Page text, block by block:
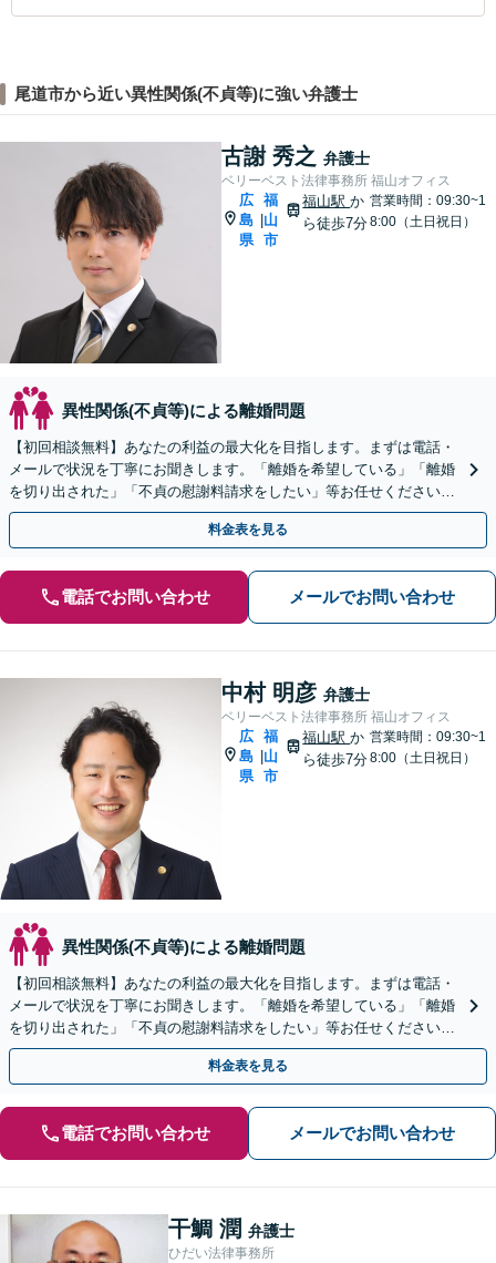
尾道市から近い異性関係(不貞等)に強い弁護士
古謝 秀之 弁護士
ベリーベスト法律事務所 福山オフィス
広
島
県
福
山
市
福山駅か
ら徒歩7分
営業時間：09:30~1
8:00（土日祝日）
異性関係(不貞等)による離婚問題
【初回相談無料】あなたの利益の最大化を目指します。まずは電話・
メールで状況を丁寧にお聞きします。「離婚を希望している」「離婚
を切り出された」「不貞の慰謝料請求をしたい」等お任せください。
【リーズナブルな料金設定】
料金表を見る
電話でお問い合わせ メールでお問い合わせ
中村 明彦 弁護士
ベリーベスト法律事務所 福山オフィス
広
島
県
福
山
市
福山駅か
ら徒歩7分
営業時間：09:30~1
8:00（土日祝日）
異性関係(不貞等)による離婚問題
【初回相談無料】あなたの利益の最大化を目指します。まずは電話・
メールで状況を丁寧にお聞きします。「離婚を希望している」「離婚
を切り出された」「不貞の慰謝料請求をしたい」等お任せください。
【リーズナブルな料金設定】
料金表を見る
電話でお問い合わせ メールでお問い合わせ
干鯛 潤 弁護士
ひだい法律事務所